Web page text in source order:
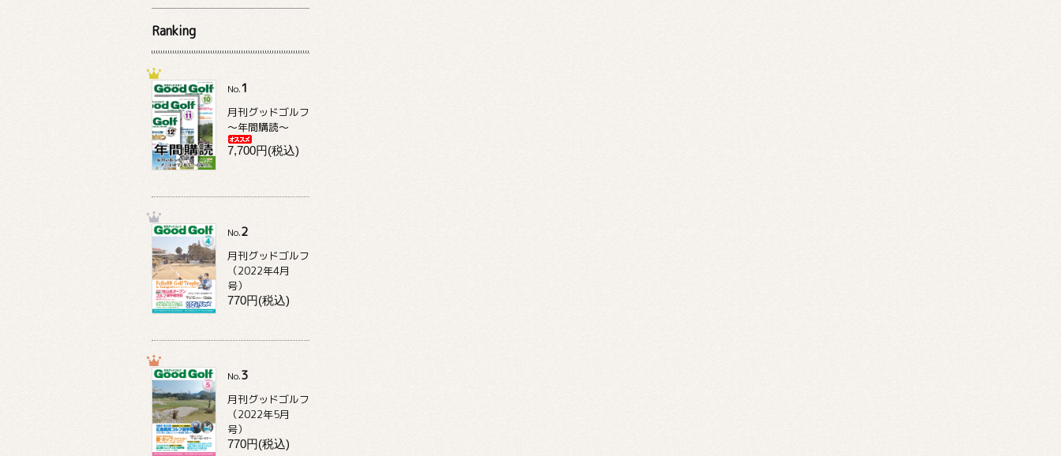
Ranking
No.1
月刊グッドゴルフ
～年間購読～
7,700円(税込)
No.2
月刊グッドゴルフ
（2022年4月
号）
770円(税込)
No.3
月刊グッドゴルフ
（2022年5月
号）
770円(税込)